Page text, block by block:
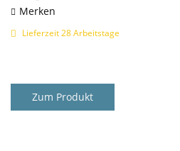
Merken
Lieferzeit 28 Arbeitstage
Zum Produkt